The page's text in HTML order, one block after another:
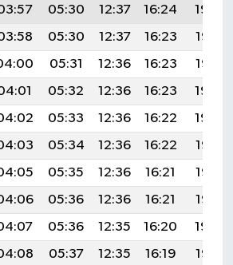
05:30 12:37 16:24
19:34
05:30 12:37 16:23
19:33
05:31 12:36 16:23
19:32
05:32 12:36 16:23
19:30
05:33 12:36 16:22
19:29
05:34 12:36 16:22
19:28
05:35 12:36 16:21
19:27
05:36 12:36 16:21
19:26
05:36 12:35 16:20
19:24
05:37 12:35 16:19 19:23